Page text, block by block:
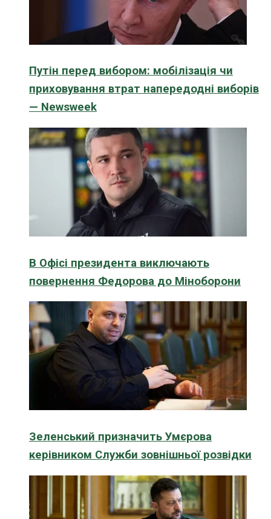
Путін перед вибором: мобілізація чи
приховування втрат напередодні виборів
— Newsweek
В Офісі президента виключають
повернення Федорова до Міноборони
Зеленський призначить Умєрова
керівником Служби зовнішньої розвідки